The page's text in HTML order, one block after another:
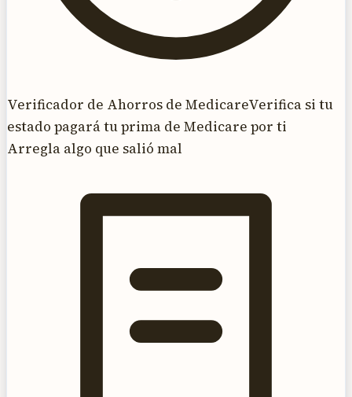
Verificador de Ahorros de MedicareVerifica si tu
estado pagará tu prima de Medicare por ti
Arregla algo que salió mal